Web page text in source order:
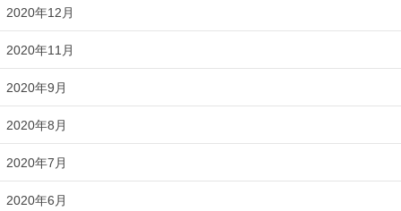
2020年12月
2020年11月
2020年9月
2020年8月
2020年7月
2020年6月